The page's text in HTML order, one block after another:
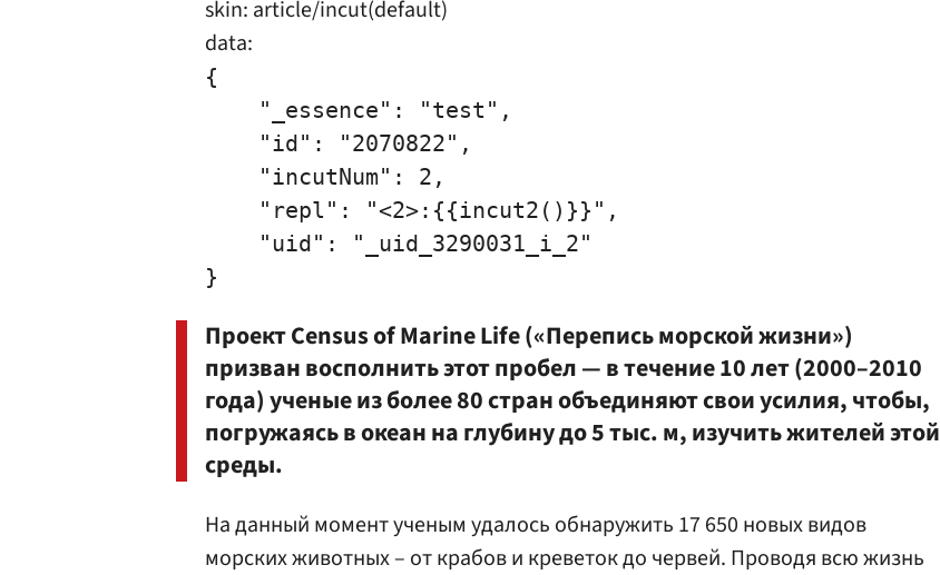
skin: article/incut(default)
data:
{
    "_essence": "test",
    "id": "2070822",
    "incutNum": 2,
    "repl": "<2>:{{incut2()}}",
    "uid": "_uid_3290031_i_2"
ПроектCensus of Marine Life(«Перепись морской жизни»)
призван восполнить этот пробел — в течение 10 лет (2000–2010
года) ученые из более 80 стран объединяют свои усилия, чтобы,
погружаясь в океан на глубину до 5 тыс. м, изучить жителей этой
среды.
На данный момент ученым удалось обнаружить 17 650 новых видов
морских животных – от крабов и креветок до червей. Проводя всю жизнь